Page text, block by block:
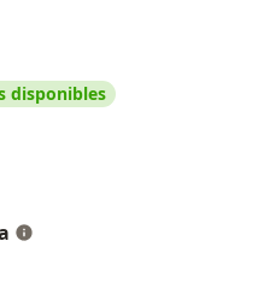
disponibles